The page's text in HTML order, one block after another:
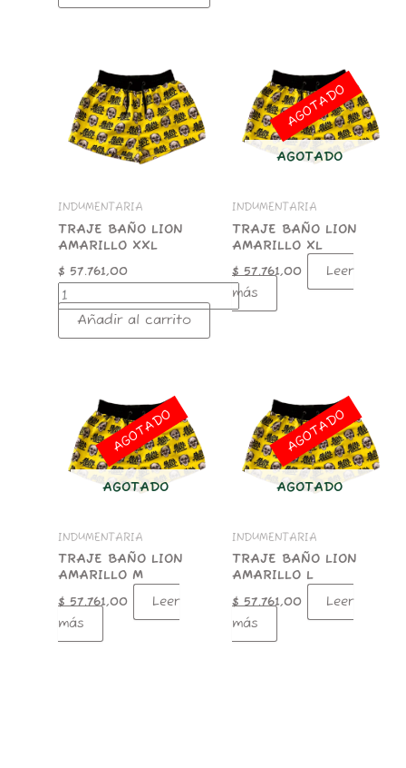
INDUMENTARIA
TRAJE BAÑO LION
AMARILLO XXL
$ 57.761,00
AMARILLO
XXL
cantidad
Añadir al carrito
AGOTADO
INDUMENTARIA
TRAJE BAÑO LION
AMARILLO XL
$57.761,00
Leer
más
AGOTADO
AGOTADO
INDUMENTARIA
TRAJE BAÑO LION
AMARILLO M
$57.761,00
Leer
más
AGOTADO
AGOTADO
INDUMENTARIA
TRAJE BAÑO LION
AMARILLO L
$57.761,00
Leer
más
AGOTADO